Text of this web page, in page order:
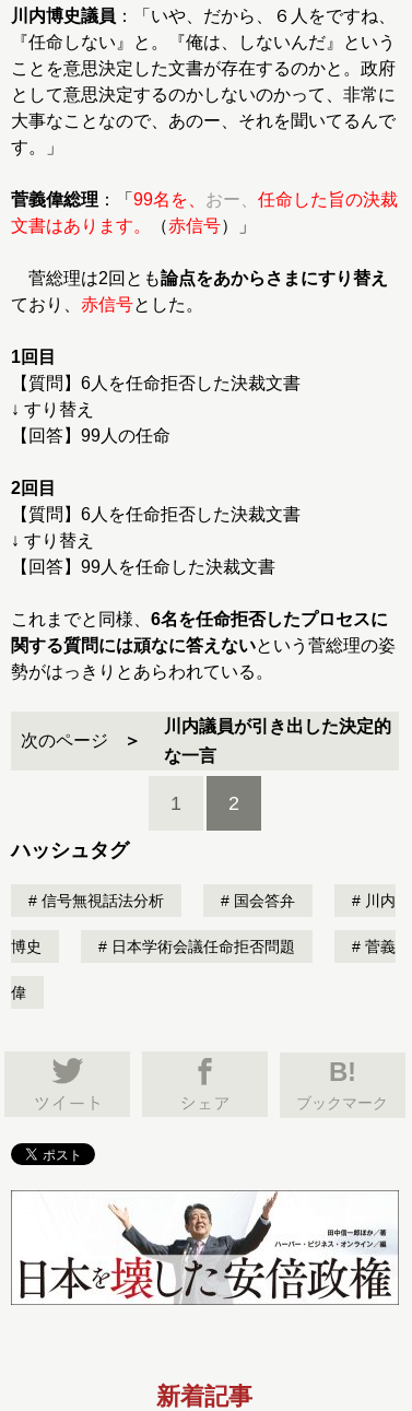
川内博史議員 ：「いや、だから、６人をですね、
『任命しない』と。『俺は、しないんだ』という
ことを意思決定した文書が存在するのかと。政府
として意思決定するのかしないのかって、非常に
大事なことなので、あのー、それを聞いてるんで
す。」
菅義偉総理 ：「 99名を、 おー、 任命した旨の決裁
文書はあります。
（赤信号）」
菅総理は2回とも論点をあからさまにすり替え
ており、 赤信号とした。
1回目
【質問】6人を任命拒否した決裁文書
↓ すり替え
【回答】99人の任命
2回目
【質問】6人を任命拒否した決裁文書
↓ すり替え
【回答】99人を任命した決裁文書
これまでと同様、 6名を任命拒否したプロセスに
関する質問には頑なに答えないという菅総理の姿
勢がはっきりとあらわれている。
次のページ
川内議員が引き出した決定的
な一言
1 2
ハッシュタグ
信号無視話法分析 国会答弁 川内
博史 日本学術会議任命拒否問題 菅義
偉
B!
ブックマーク
新着記事